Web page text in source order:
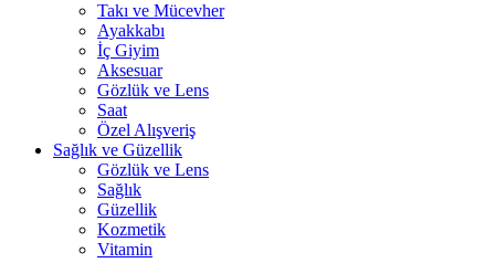
Takı ve Mücevher
Ayakkabı
İç Giyim
Aksesuar
Gözlük ve Lens
Saat
Özel Alışveriş
Sağlık ve Güzellik
Gözlük ve Lens
Sağlık
Güzellik
Kozmetik
Vitamin